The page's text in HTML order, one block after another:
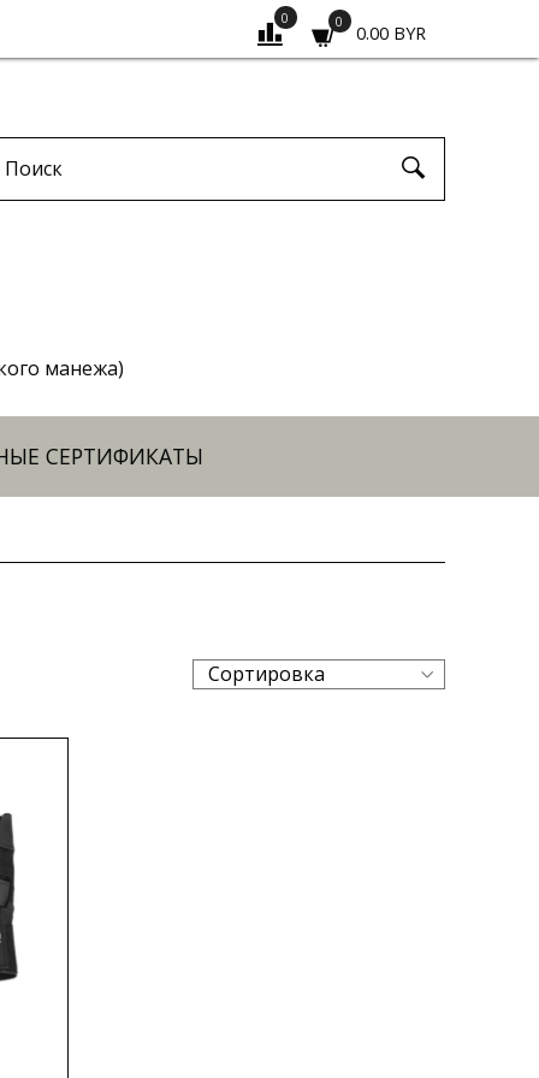
0 0
0.00 BYR
манежа)
СЕРТИФИКАТЫ